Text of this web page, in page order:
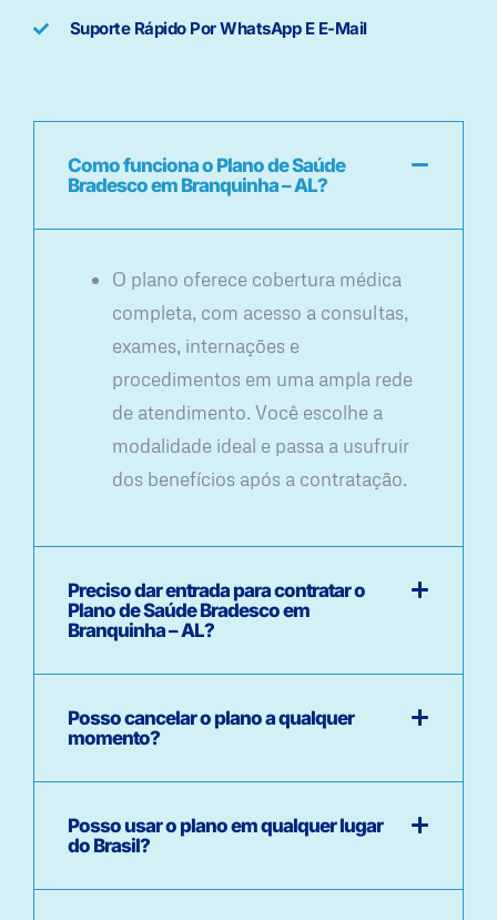
Suporte Rápido Por WhatsApp E E-Mail
Como funciona o Plano de Saúde
Bradesco em Branquinha – AL?
O plano oferece cobertura médica
completa, com acesso a consultas,
exames, internações e
procedimentos em uma ampla rede
de atendimento. Você escolhe a
modalidade ideal e passa a usufruir
dos benefícios após a contratação.
Preciso dar entrada para contratar o
Plano de Saúde Bradesco em
Branquinha – AL?
Posso cancelar o plano a qualquer
momento?
Posso usar o plano em qualquer lugar
do Brasil?